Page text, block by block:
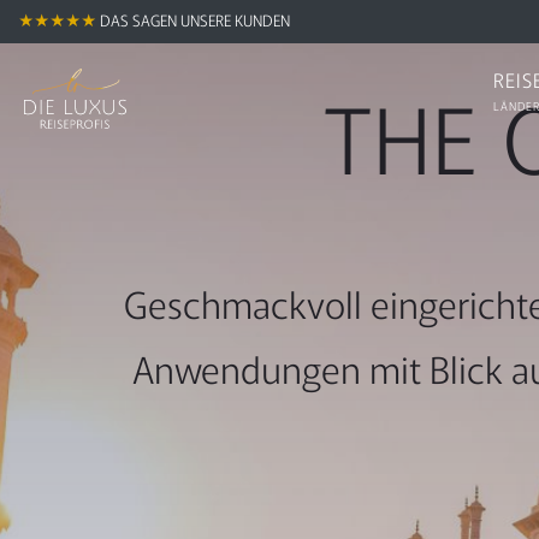
★★★★★ DAS SAGEN UNSERE KUNDEN
THE
Geschmackvoll
Anwendungen mit Blick